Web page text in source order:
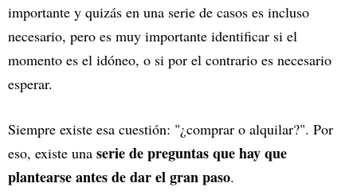
importante y quizás en una serie de casos es incluso
necesario, pero es muy importante identificar si el
momento es el idóneo, o si por el contrario es necesario
esperar.
Siempre existe esa cuestión: "¿comprar o alquilar?". Por
eso, existe una serie de preguntas que hay que
plantearse antes de dar el gran paso.